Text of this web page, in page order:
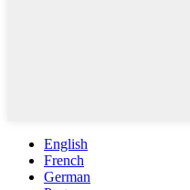
English
French
German